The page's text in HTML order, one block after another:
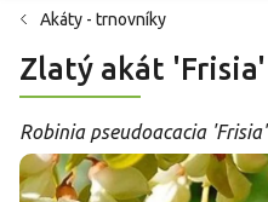
Akáty - trnovníky
Zlatý akát 'Frisia'
Robinia pseudoacacia 'Frisia'